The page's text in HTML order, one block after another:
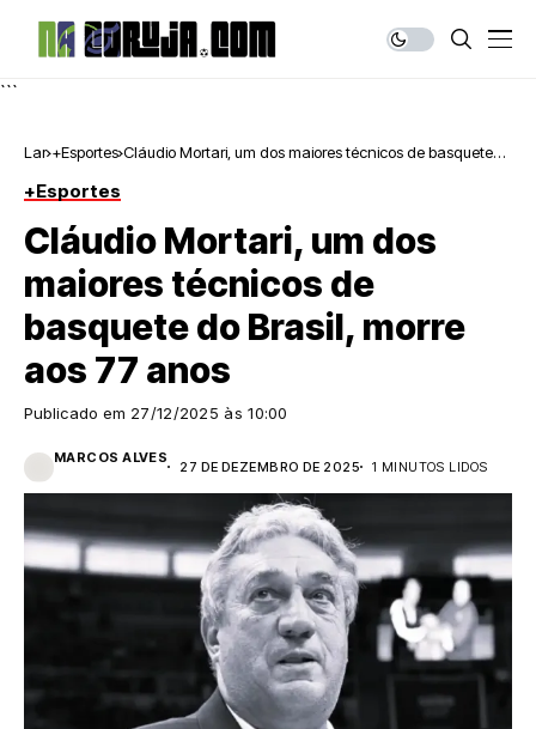
```
Lar +Esportes Cláudio Mortari, um dos maiores técnicos de basquete
+Esportes
Cláudio Mortari, um dos
maiores técnicos de
basquete do Brasil, morre
aos 77 anos
Publicado em 27/12/2025 às 10:00
MARCOS ALVES
27 DE DEZEMBRO DE 2025 1 MINUTOS LIDOS